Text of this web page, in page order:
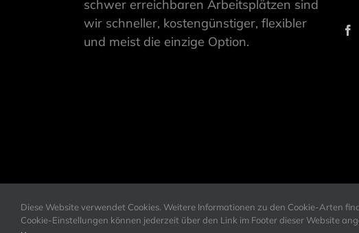
schwer erreichbaren Arbeitsplätzen sind
wir schneller, kostengünstiger, flexibler
und meist die einzige Option.
Diese Website verwendet Cookies. Weitere Informationen zu den Cookie-Arten
Cookie-Einstellungen können jederzeit über den Link im Footer dieser Website